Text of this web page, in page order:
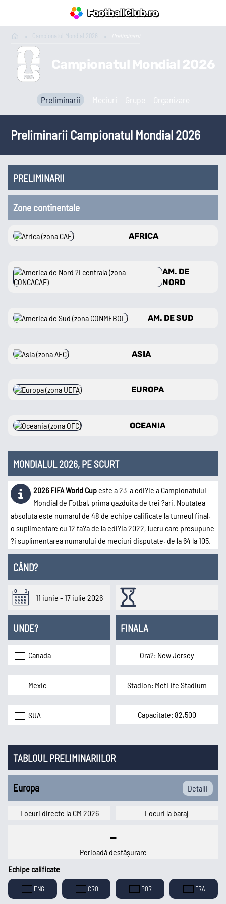
FootballClub.ro
Prim-plan
Reconstrucție Manchester United
Meciuri Champions League
Golgheteri La Liga
Campionate
Ligue 1 Eredivisie Liga Portugal
Jupiler Pro
Süper Lig MLS Championship
Saudi Pro
League
2.Bundesliga
Segunda
Serie B
Cupe Europene
League
Echipe naționale
Mondial 2022 EURO 2020
Campionatul Mondial 2026 Preliminarii
Campionatul Mondial 2026
Preliminarii Meciuri Grupe Organizare
PreliminariiCampionatul Mondial 2026
PRELIMINARII
Zone continentale
AFRICA
AM. DE
NORD
AM. DE SUD
ASIA
EUROPA
OCEANIA
MONDIALUL 2026, PE SCURT
2026 FIFA World Cup este a 23-a edi?ie a Campionatului
Mondial de Fotbal, prima gazduita de trei ?ari. Noutatea
absoluta este numarul de 48 de echipe calificate la turneul final,
o suplimentare cu 12 fa?a de la edi?ia 2022, lucru care presupune
?i suplimentarea numarului de meciuri disputate, de la 64 la 105.
CÂND?
11 iunie - 17 iulie 2026
UNDE?
Canada
Mexic
SUA
FINALA
Ora?: New Jersey
Stadion: MetLife Stadium
Capacitate: 82,500
TABLOUL PRELIMINARIILOR
Europa Detalii
Locuri directe la CM 2026 Locuri la baraj
-
Perioadă desfășurare
Echipe calificate
ENG CRO POR FRA